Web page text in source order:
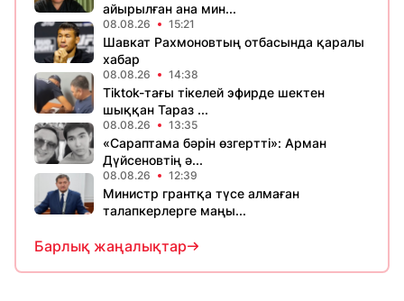
айырылған ана мин...
08.08.26 15:21
Шавкат Рахмоновтың отбасында қаралы
хабар
08.08.26 14:38
Tiktok-тағы тікелей эфирде шектен
шыққан Тараз ...
08.08.26 13:35
«Сараптама бәрін өзгертті»: Арман
Дүйсеновтің ә...
08.08.26 12:39
Министр грантқа түсе алмаған
талапкерлерге маңы...
Барлық жаңалықтар